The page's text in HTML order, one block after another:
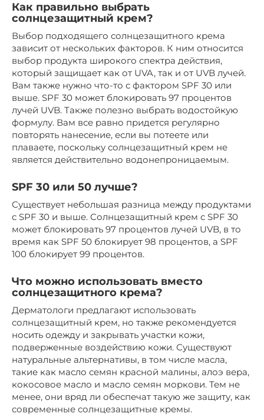
Как правильно выбрать
солнцезащитный крем?
Выбор подходящего солнцезащитного крема
зависит от нескольких факторов. К ним относится
выбор продукта широкого спектра действия,
который защищает как от UVA, так и от UVB лучей.
Вам также нужно что-то с фактором SPF 30 или
выше. SPF 30 может блокировать 97 процентов
лучей UVB. Также полезно выбрать водостойкую
формулу. Вам все равно придется регулярно
повторять нанесение, если вы потеете или
плаваете, поскольку солнцезащитный крем не
является действительно водонепроницаемым.
SPF 30 или 50 лучше?
Существует небольшая разница между продуктами
с SPF 30 и выше. Солнцезащитный крем с SPF 30
может блокировать 97 процентов лучей UVB, в то
время как SPF 50 блокирует 98 процентов, а SPF
100 блокирует 99 процентов.
Что можно использовать вместо
солнцезащитного крема?
Дерматологи предлагают использовать
солнцезащитный крем, но также рекомендуется
носить одежду и закрывать участки кожи,
подверженные воздействию кожи. Существуют
натуральные альтернативы, в том числе масла,
такие как масло семян красной малины, алоэ вера,
кокосовое масло и масло семян моркови. Тем не
менее, они вряд ли обеспечат такую ​​же защиту, как
современные солнцезащитные кремы.